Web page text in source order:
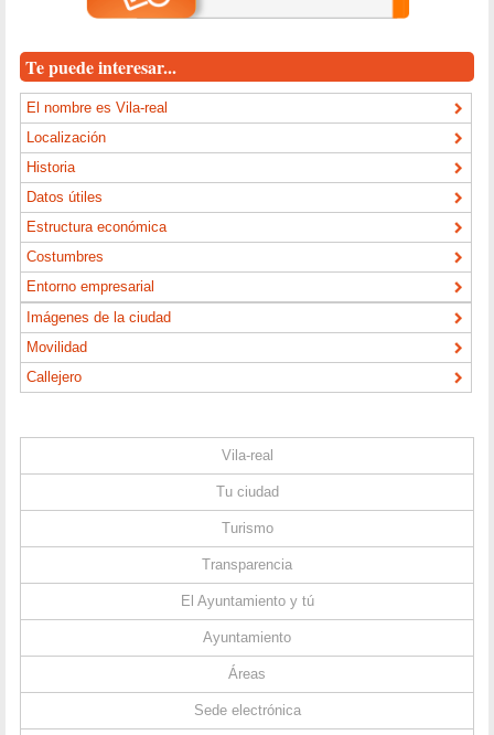
Te puede interesar...
El nombre es Vila-real
Localización
Historia
Datos útiles
Estructura económica
Costumbres
Entorno empresarial
Imágenes de la ciudad
Movilidad
Callejero
Vila-real
Tu ciudad
Turismo
Transparencia
El Ayuntamiento y tú
Ayuntamiento
Áreas
Sede electrónica